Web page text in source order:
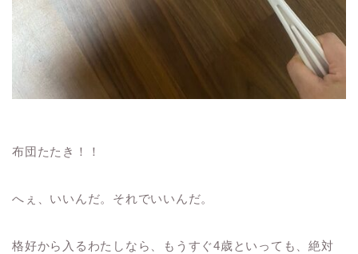
布団たたき！！
へぇ、いいんだ。それでいいんだ。
格好から入るわたしなら、もうすぐ4歳といっても、絶対